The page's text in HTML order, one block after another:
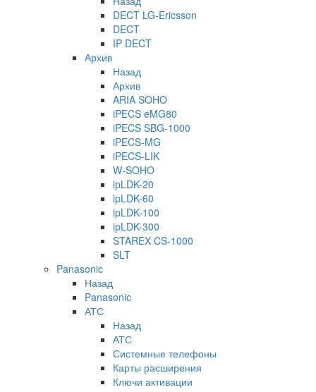
DECT LG-Ericsson
DECT
IP DECT
Архив
Назад
Архив
ARIA SOHO
iPECS eMG80
iPECS SBG-1000
iPECS-MG
iPECS-LIK
W-SOHO
ipLDK-20
ipLDK-60
ipLDK-100
ipLDK-300
STAREX CS-1000
SLT
Panasonic
Назад
Panasonic
АТС
Назад
АТС
Системные телефоны
Карты расширения
Ключи активации